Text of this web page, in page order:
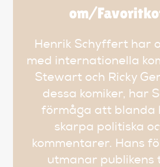
om/
Henrik Schyffert har
med internationella
Stewart och Ricky
dessa komiker, har
förmåga att blanda
skarpa politiska
kommentarer. Hans
utmanar publikens